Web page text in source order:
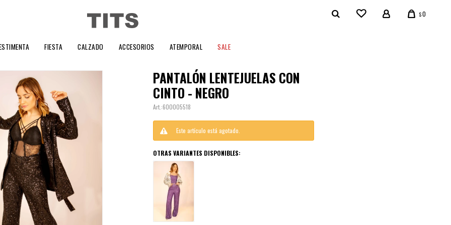
FIESTA CALZADO ACCESORIOS ATEMPORAL SALE
$0
PANTALÓN LENTEJUELAS CON
CINTO - NEGRO
600005518
Este artículo está agotado.
OTRAS VARIANTES DISPONIBLES: